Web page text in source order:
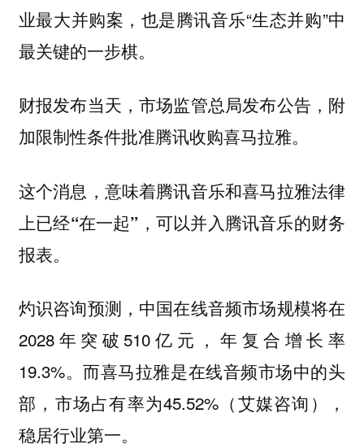
业最大并购案，也是腾讯音乐“生态并购”中
最关键的一步棋。
财报发布当天，市场监管总局发布公告，附
加限制性条件批准腾讯收购喜马拉雅。
这个消息，意味着腾讯音乐和喜马拉雅法律
上已经“在一起”，可以并入腾讯音乐的财务
报表。
灼识咨询预测，中国在线音频市场规模将在
2028年突破510亿元，年复合增长率
19.3%。而喜马拉雅是在线音频市场中的头
部，市场占有率为45.52%（艾媒咨询），
稳居行业第一。